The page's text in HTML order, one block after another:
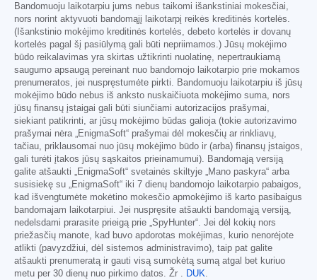
Bandomuoju laikotarpiu jums nebus taikomi išankstiniai mokesčiai,
nors norint aktyvuoti bandomąjį laikotarpį reikės kreditinės kortelės.
(Išankstinio mokėjimo kreditinės kortelės, debeto kortelės ir dovanų
kortelės pagal šį pasiūlymą gali būti nepriimamos.) Jūsų mokėjimo
būdo reikalavimas yra skirtas užtikrinti nuolatinę, nepertraukiamą
saugumo apsaugą pereinant nuo bandomojo laikotarpio prie mokamos
prenumeratos, jei nuspręstumėte pirkti. Bandomuoju laikotarpiu iš jūsų
mokėjimo būdo nebus iš anksto nuskaičiuota mokėjimo suma, nors
jūsų finansų įstaigai gali būti siunčiami autorizacijos prašymai,
siekiant patikrinti, ar jūsų mokėjimo būdas galioja (tokie autorizavimo
prašymai nėra „EnigmaSoft“ prašymai dėl mokesčių ar rinkliavų,
tačiau, priklausomai nuo jūsų mokėjimo būdo ir (arba) finansų įstaigos,
gali turėti įtakos jūsų sąskaitos prieinamumui). Bandomąją versiją
galite atšaukti „EnigmaSoft“ svetainės skiltyje „Mano paskyra“ arba
susisiekę su „EnigmaSoft“ iki 7 dienų bandomojo laikotarpio pabaigos,
kad išvengtumėte mokėtino mokesčio apmokėjimo iš karto pasibaigus
bandomajam laikotarpiui. Jei nuspręsite atšaukti bandomąją versiją,
nedelsdami prarasite prieigą prie „SpyHunter“. Jei dėl kokių nors
priežasčių manote, kad buvo apdorotas mokėjimas, kurio nenorėjote
atlikti (pavyzdžiui, dėl sistemos administravimo), taip pat galite
atšaukti prenumeratą ir gauti visą sumokėtą sumą atgal bet kuriuo
metu per 30 dienų nuo pirkimo datos. Žr . DUK.